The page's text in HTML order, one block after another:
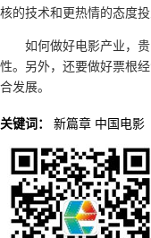
核的技术和更热情的态度投
如何做好电影产业，
性。另外，还要做好票根
合发展。
关键词： 新篇章 中国电影